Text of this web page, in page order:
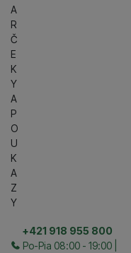
A
R
Č
E
K
Y
A
P
O
U
K
A
Z
Y
+421 918 955 800
Po-Pia 08:00 - 19:00 |